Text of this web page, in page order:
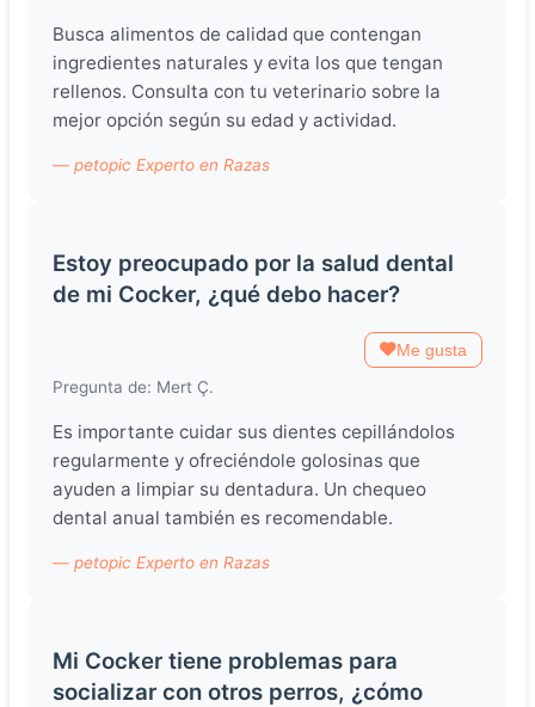
Busca alimentos de calidad que contengan
ingredientes naturales y evita los que tengan
rellenos. Consulta con tu veterinario sobre la
mejor opción según su edad y actividad.
— petopic Experto en Razas
Estoy preocupado por la salud dental
de mi Cocker, ¿qué debo hacer?
Me gusta
Pregunta de: Mert Ç.
Es importante cuidar sus dientes cepillándolos
regularmente y ofreciéndole golosinas que
ayuden a limpiar su dentadura. Un chequeo
dental anual también es recomendable.
— petopic Experto en Razas
Mi Cocker tiene problemas para
socializar con otros perros, ¿cómo